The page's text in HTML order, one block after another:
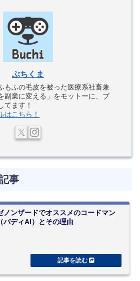
ぶちくま
もふの毛皮を被った医療系社畜兼
副業に変える」をモットーに、ブ
てます！
はこちら！
事
ノンザードでオススメのコードマン
（バディAI）とその理由